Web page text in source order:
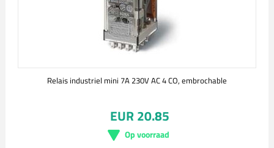
Relais industriel mini 7A 230V AC 4 CO, embrochable
EUR 20.85
Op voorraad